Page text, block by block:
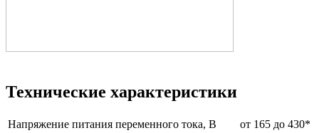
Технические характеристики
Напряжение питания переменного тока, В
от 165 до 430*